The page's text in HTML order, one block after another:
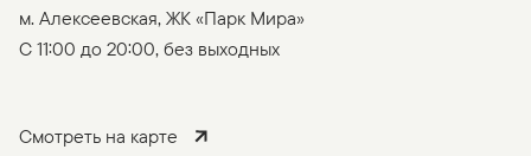
м. Алексеевская, ЖК «Парк Мира»
C 11:00 до 20:00, без выходных
Смотреть на карте